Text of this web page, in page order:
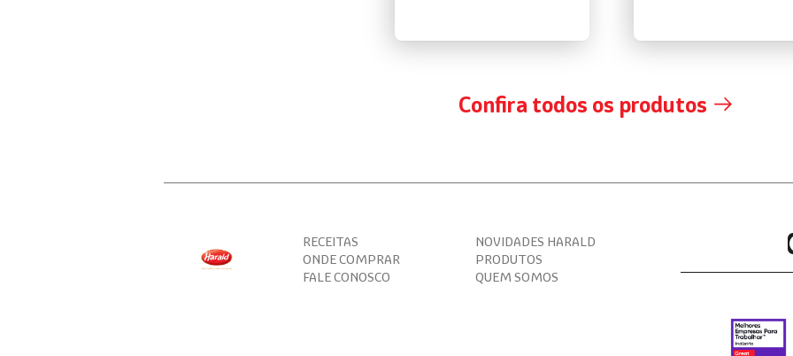
Confira todos os produtos
RECEITAS
NOVIDADES HARALD
ONDE COMPRAR
PRODUTOS
FALE CONOSCO
QUEM SOMOS